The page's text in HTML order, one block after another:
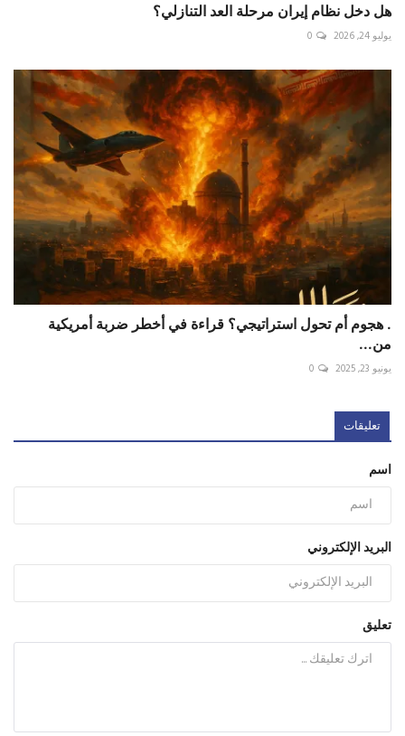
هل دخل نظام إيران مرحلة العد التنازلي؟
يوليو 24, 2026 0
. هجوم أم تحول استراتيجي؟ قراءة في أخطر ضربة أمريكية
من...
يونيو 23, 2025 0
تعليقات
اسم
البريد الإلكتروني
تعليق